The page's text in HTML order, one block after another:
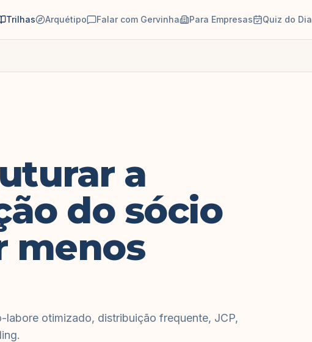
Trilhas Arquétipo Falar com Gervinha Para Empresas Quiz do Dia
a
do sócio
menos
labore otimizado, distribuição frequente, JCP,